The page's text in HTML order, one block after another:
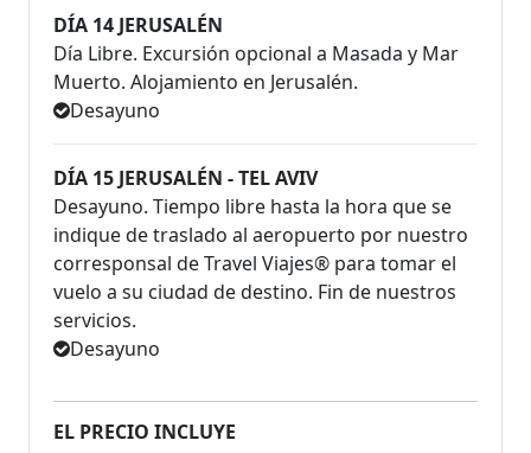
DÍA 14 JERUSALÉN
Día Libre. Excursión opcional a Masada y Mar
Muerto. Alojamiento en Jerusalén.
Desayuno
DÍA 15 JERUSALÉN - TEL AVIV
Desayuno. Tiempo libre hasta la hora que se
indique de traslado al aeropuerto por nuestro
corresponsal de Travel Viajes® para tomar el
vuelo a su ciudad de destino. Fin de nuestros
servicios.
Desayuno
EL PRECIO INCLUYE